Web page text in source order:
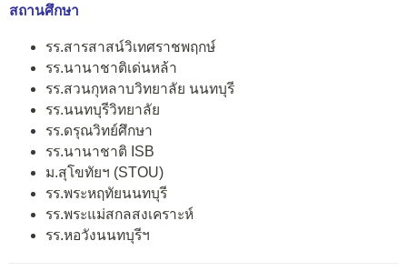
สถานศึกษา
รร.สารสาสน์วิเทศราชพฤกษ์
รร.นานาชาติเด่นหล้า
รร.สวนกุหลาบวิทยาลัย นนทบุรี
รร.นนทบุรีวิทยาลัย
รร.ดรุณวิทย์ศึกษา
รร.นานาชาติ ISB
ม.สุโขทัยฯ (STOU)
รร.พระหฤทัยนนทบุรี
รร.พระแม่สกลสงเคราะห์
รร.หอวังนนทบุรีฯ